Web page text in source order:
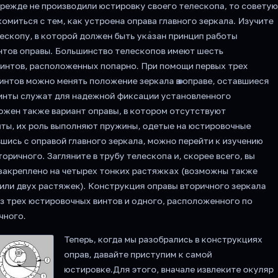
не производили юстировку своего телескопа, то советую
с тем, как устроена оправа главного зеркала. Изучите
в которой должен быть указан принцип работы
оправы. Большинство телескопов имеют шесть
расположенных попарно. При помощи первых трех
можно менять положение зеркала в оправе, оставшиеся
служат для надежной фиксации установленного
также вариант оправы, в котором отсутствуют
их роль выполняют пружины, одетые на юстировочные
с оправой главного зеркала, можно перейти к изучению
Загляните в трубу телескопа и, скорее всего, вы
на четырех тонких растяжках (возможны также
двух растяжек). Конструкция оправы вторичного зеркала
трех юстировочных винтов и одного, расположенного по
Теперь, когда мы разобрались в конструкциях
оправ, давайте приступим к самой
юстировке.Для этого, вначале извлеките окуляр